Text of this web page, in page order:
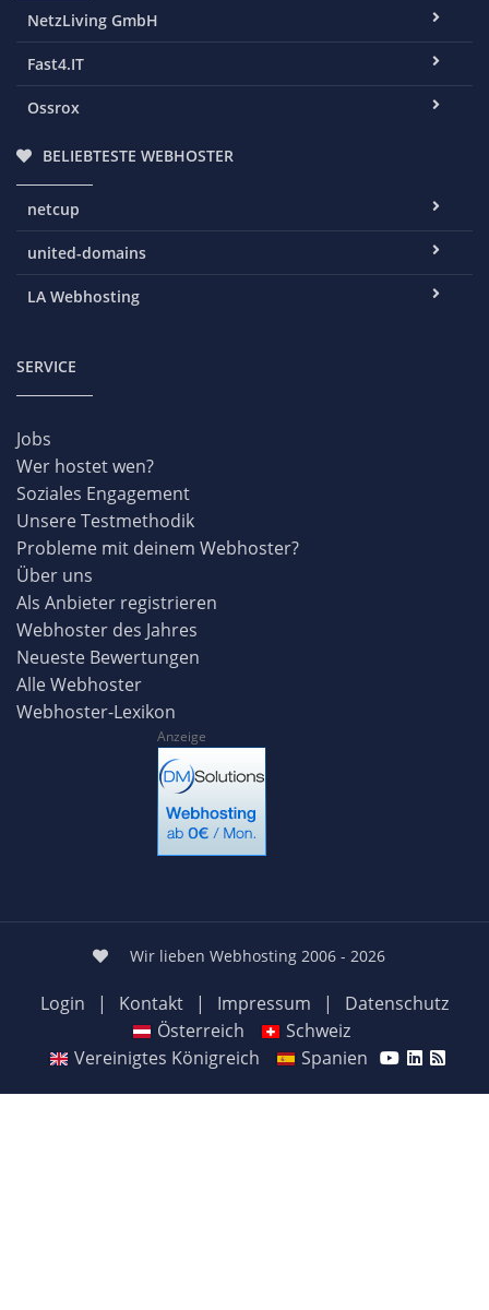
NetzLiving GmbH
Fast4.IT
Ossrox
BELIEBTESTE WEBHOSTER
netcup
united-domains
LA Webhosting
SERVICE
Jobs
Wer hostet wen?
Soziales Engagement
Unsere Testmethodik
Probleme mit deinem Webhoster?
Über uns
Als Anbieter registrieren
Webhoster des Jahres
Neueste Bewertungen
Alle Webhoster
Webhoster-Lexikon
Anzeige
Wir lieben Webhosting 2006 - 2026
Login | Kontakt | Impressum |
Datenschutz
Österreich
Schweiz
Vereinigtes Königreich
Spanien